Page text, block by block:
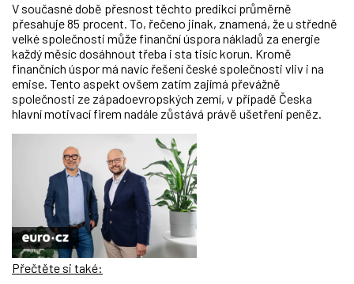
V současné době přesnost těchto predikcí průměrně
přesahuje 85 procent. To, řečeno jinak, znamená, že u středně
velké společnosti může finanční úspora nákladů za energie
každý měsíc dosáhnout třeba i sta tisíc korun. Kromě
finančních úspor má navíc řešení české společnosti vliv i na
emise. Tento aspekt ovšem zatím zajímá převážně
společnosti ze západoevropských zemí, v případě Česka
hlavní motivací firem nadále zůstává právě ušetření peněz.
Přečtěte si také: